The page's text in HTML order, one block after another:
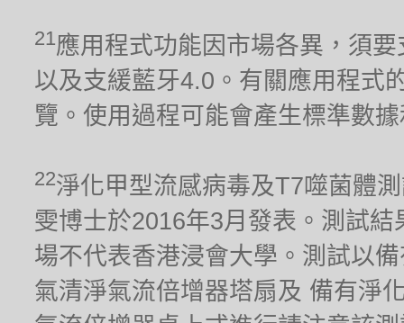
21應用程式功能因市場各異，須
以及支緩藍牙4.0。有關應用程式
覽。使用過程可能會產生標準數
22淨化甲型流感病毒及T7噬菌體
雯博士於2016年3月發表。測試
場不代表香港浸會大學。測試以
氣清淨氣流倍增器塔扇及 備有淨